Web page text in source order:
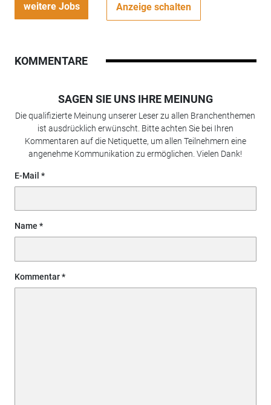
weitere Jobs Anzeige schalten
KOMMENTARE
SAGEN SIE UNS IHRE MEINUNG
Die qualifizierte Meinung unserer Leser zu allen Branchenthemen
ist ausdrücklich erwünscht. Bitte achten Sie bei Ihren
Kommentaren auf die Netiquette, um allen Teilnehmern eine
angenehme Kommunikation zu ermöglichen. Vielen Dank!
E-Mail
Name
Kommentar